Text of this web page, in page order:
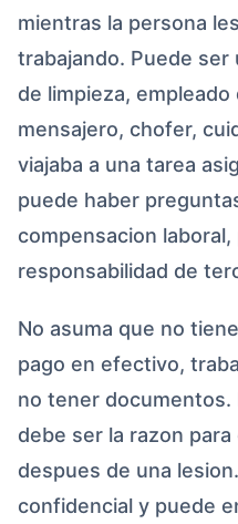
mientras la persona
trabajando. Puede
de limpieza,
mensajero, chofer,
viajaba a una tarea
puede haber
compensacion
responsabilidad de
No asuma que no
pago en efectivo,
no tener
debe ser la razon
despues de una
confidencial y puede